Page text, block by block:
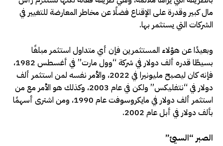
مال كبير وقدرة على الإقناع فضلًا عن مخاطر المعارضة للتغيير في
الشركات التي يستثمر بها.
وبعيدًا عن هؤلاء المستثمرين فإن أي متداول استثمر مبلغًا
بسيطًا قدره ألف دولار في شركة “وول مارت” في أغسطس 1982،
فإنه كان ليصبح مليونيرا في 2022، والأمر نفسه لمن استثمر ألف
دولار في “نتفليكس” ولكن في عام 2003، وكذلك هو الأمر مع من
استثمر ألف دولار في مايكروسوفت عام 1990، ومن اشترى أسهمًا
بألف دولار في أبل عام 2002.
الصبر “السيئ”